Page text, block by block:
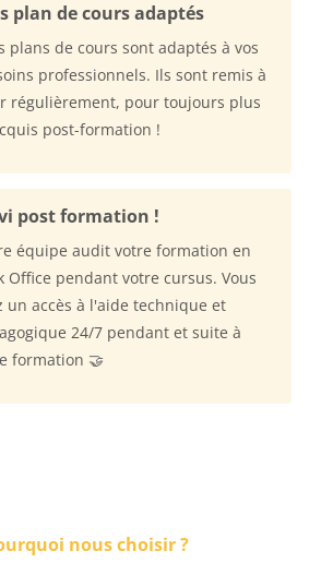
plan de cours adaptés
plans de cours sont adaptés à vos
professionnels. Ils sont remis à
régulièrement, pour toujours plus
post-formation !
post formation !
équipe audit votre formation en
Office pendant votre cursus. Vous
un accès à l'aide technique et
24/7 pendant et suite à
formation 🤝
nous choisir ?